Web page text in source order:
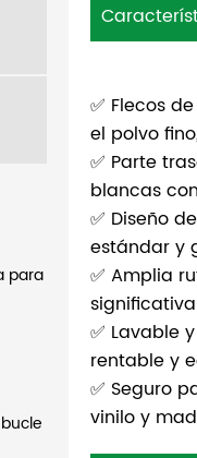
para
✅ Flecos
el polvo
✅ Parte
blancas
✅ Diseño
estándar y
✅ Amplia
✅ Lavable
rentable y
✅ Seguro
vinilo y